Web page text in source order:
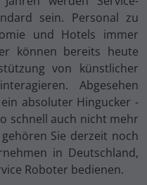
sein. Personal zu
und Hotels immer
können bereits heute
von künstlicher
Abgesehen
absoluter Hingucker -
schnell auch nicht mehr
Sie derzeit noch
in Deutschland,
Roboter bedienen.